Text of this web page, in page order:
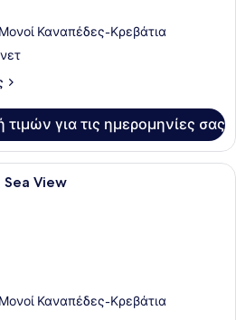
Καναπέδες-Κρεβάτια
για τις ημερομηνίες σας
Ένα δωμάτιο με τοίχους από
View
Καναπέδες-Κρεβάτια